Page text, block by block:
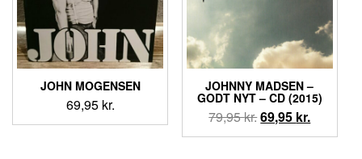
JOHN MOGENSEN
69,95 kr.
JOHNNY MADSEN ‎–
GODT NYT – CD (2015)
79,95kr.Den
oprindelige
69,95 kr.Den
aktuelle